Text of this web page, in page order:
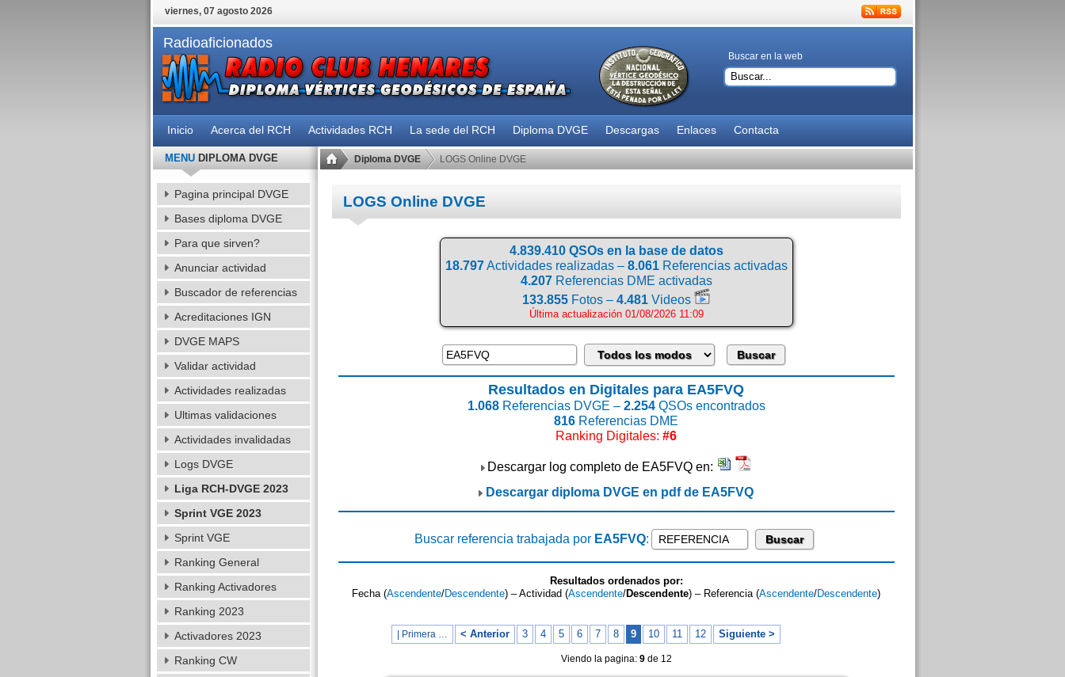
viernes, 07 agosto 2026
Radioaficionados
Buscar en la web
Inicio Acerca del RCH Actividades RCH La sede del RCH Diploma DVGE Descargas Enlaces Contacta
Diploma DVGE LOGS Online DVGE
LOGS Online DVGE
4.839.410 QSOs en la base de datos
18.797Actividades realizadas – 8.061Referencias activadas
4.207Referencias DME activadas
133.855 Fotos – 4.481 Videos
Última actualización 01/08/2026 11:09
Resultados en Digitales para EA5FVQ
1.068Referencias DVGE – 2.254QSOs encontrados
816 Referencias DME
Ranking Digitales: #6
Descargar log completo de EA5FVQ en:
Descargar diploma DVGE en pdf de EA5FVQ
Buscar referencia trabajada por EA5FVQ:
Resultados ordenados por:
Fecha (Ascendente/Descendente) – Actividad (Ascendente/Descendente) – Referencia (Ascendente/Descendente)
| Primera … < Anterior 3 4 5 6 7 8 9 10 11 12 Siguiente >
Viendo la pagina: 9de 12
MENUDIPLOMA DVGE
Pagina principal DVGE
Bases diploma DVGE
Para que sirven?
Anunciar actividad
Buscador de referencias
Acreditaciones IGN
DVGE MAPS
Validar actividad
Actividades realizadas
Ultimas validaciones
Actividades invalidadas
Logs DVGE
Liga RCH-DVGE 2023
Sprint VGE 2023
Sprint VGE
Ranking General
Ranking Activadores
Ranking 2023
Activadores 2023
Ranking CW